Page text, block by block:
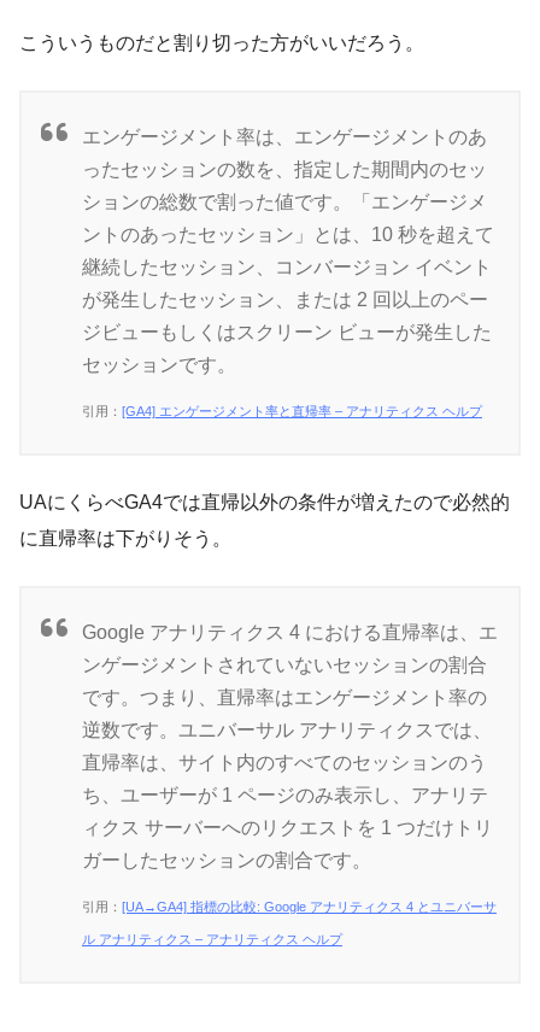
こういうものだと割り切った方がいいだろう。
エンゲージメント率は、エンゲージメントのあ
ったセッションの数を、指定した期間内のセッ
ションの総数で割った値です。「エンゲージメ
ントのあったセッション」とは、10 秒を超えて
継続したセッション、コンバージョン イベント
が発生したセッション、または 2 回以上のペー
ジビューもしくはスクリーン ビューが発生した
セッションです。
引用： [GA4] エンゲージメント率と直帰率 – アナリティクス ヘルプ
UAにくらべGA4では直帰以外の条件が増えたので必然的
に直帰率は下がりそう。
Google アナリティクス 4 における直帰率は、エ
ンゲージメントされていないセッションの割合
です。つまり、直帰率はエンゲージメント率の
逆数です。ユニバーサル アナリティクスでは、
直帰率は、サイト内のすべてのセッションのう
ち、ユーザーが 1 ページのみ表示し、アナリテ
ィクス サーバーへのリクエストを 1 つだけトリ
ガーしたセッションの割合です。
引用： [UA→GA4] 指標の比較: Google アナリティクス 4 とユニバーサ
ル アナリティクス – アナリティクス ヘルプ